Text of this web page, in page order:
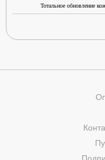
Тотальное обновление